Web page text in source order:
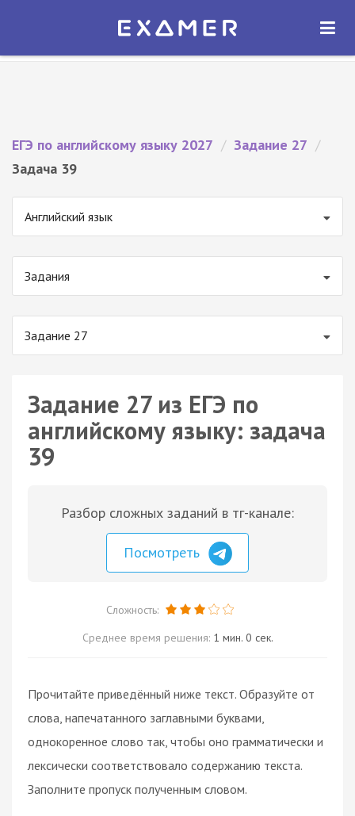
Экзамер — ЕГЭ 2027
ОТКРЫТЬ
ЕГЭ по английскому языку 2027 / Задание 27 /
Задача 39
Английский язык
Задания
Задание 27
Задание 27 из ЕГЭ по
английскому языку: задача
39
Разбор сложных заданий в тг-канале:
Посмотреть
Сложность:
Среднее время решения: 1 мин. 0 сек.
Прочитайте приведённый ниже текст. Образуйте от
слова, напечатанного заглавными буквами,
однокоренное слово так, чтобы оно грамматически и
лексически соответствовало содержанию текста.
Заполните пропуск полученным словом.